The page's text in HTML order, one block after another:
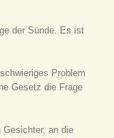
der Sünde. Es ist
Problem
Gesetz die Frage
Gesichter, an die